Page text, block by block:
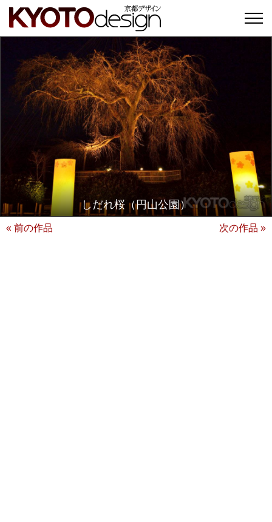
しだれ桜（円山公園）
« 前の作品 次の作品 »